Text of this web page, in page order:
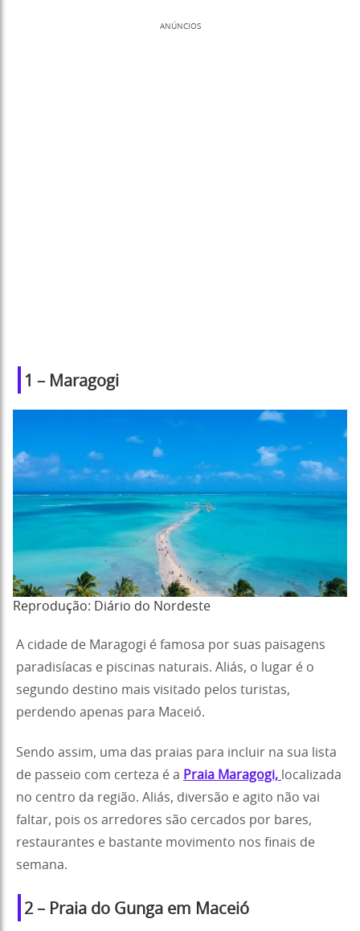
ANÚNCIOS
1 – Maragogi
Reprodução: Diário do Nordeste
A cidade de Maragogi é famosa por suas paisagens
paradisíacas e piscinas naturais. Aliás, o lugar é o
segundo destino mais visitado pelos turistas,
perdendo apenas para Maceió.
Sendo assim, uma das praias para incluir na sua lista
de passeio com certeza é a Praia Maragogi, localizada
no centro da região. Aliás, diversão e agito não vai
faltar, pois os arredores são cercados por bares,
restaurantes e bastante movimento nos finais de
semana.
2 – Praia do Gunga em Maceió